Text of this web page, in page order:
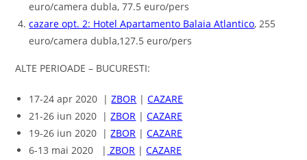
euro/camera dubla, 77.5 euro/pers
cazare opt. 2: Hotel Apartamento Balaia Atlantico, 255
euro/camera dubla,127.5 euro/pers
ALTE PERIOADE – BUCURESTI:
17-24 apr 2020 |ZBOR |CAZARE
21-26 iun 2020 |ZBOR |CAZARE
19-26 iun 2020 |ZBOR | CAZARE
6-13 mai 2020 | ZBOR |CAZARE